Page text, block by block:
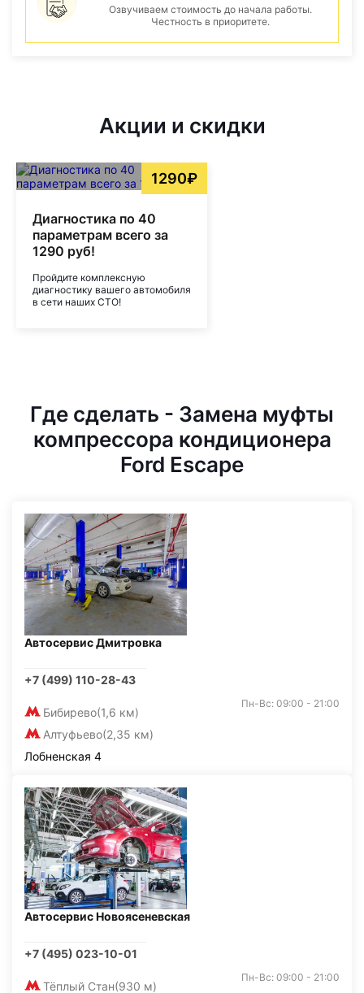
Озвучиваем стоимость до начала работы.
Честность в приоритете.
Акции и скидки
1290₽
Диагностика по 40
параметрам всего за
1290 руб!
Пройдите комплексную
диагностику вашего автомобиля
в сети наших СТО!
Где сделать - Замена муфты
компрессора кондиционера
Ford Escape
Автосервис Дмитровка
+7 (499) 110-28-43
Бибирево(1,6 км)
Алтуфьево(2,35 км)
Пн-Вс: 09:00 - 21:00
Лобненская 4
Автосервис Новоясеневская
+7 (495) 023-10-01
Тёплый Стан(930 м)
Пн-Вс: 09:00 - 21:00